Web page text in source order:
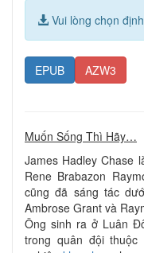
Vui lòng chọn
EPUB AZW3
Muốn Sống Thì Hãy…
James Hadley Chase
Rene Brabazon
cũng đã sáng tác
Ambrose Grant và
Ông sinh ra ở Luân
trong quân đội